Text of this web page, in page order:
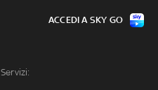
Servizi:
ACCEDI A SKY GO